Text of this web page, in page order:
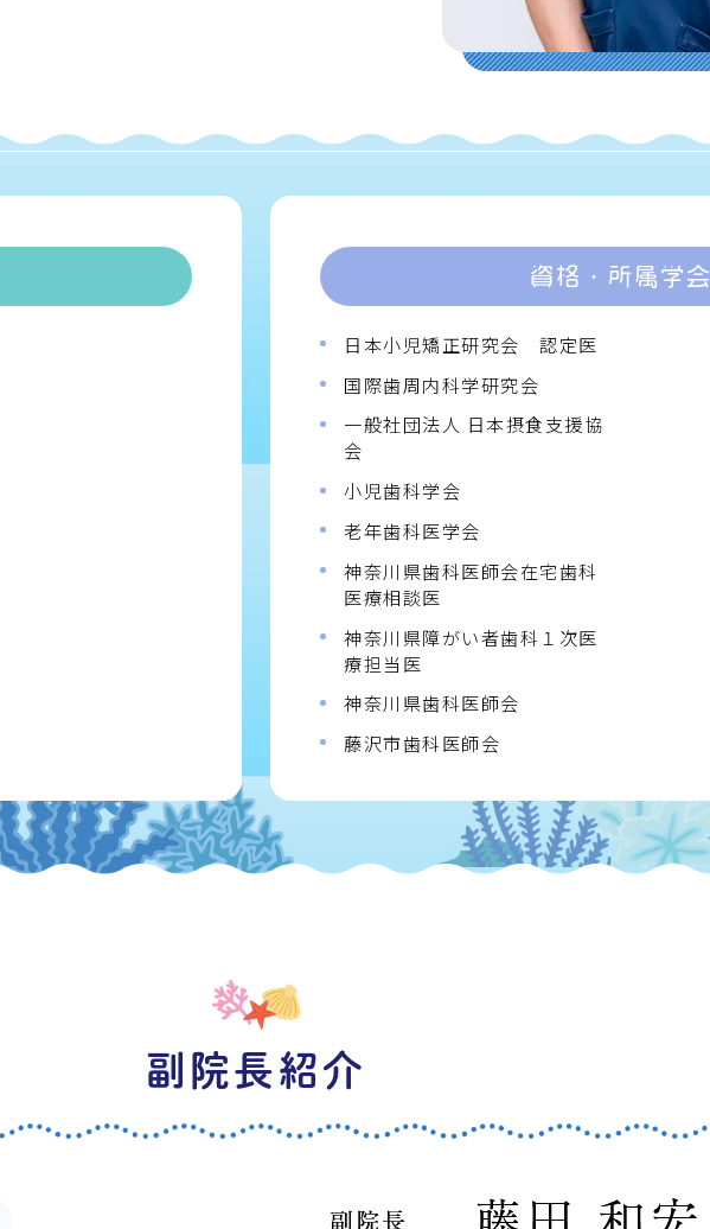
資格・所属学会
日本小児矯正研究会 認定医
国際歯周内科学研究会
一般社団法人 日本摂食支援協
会
小児歯科学会
老年歯科医学会
神奈川県歯科医師会在宅歯科
医療相談医
神奈川県障がい者歯科１次医
療担当医
神奈川県歯科医師会
藤沢市歯科医師会
副院長紹介